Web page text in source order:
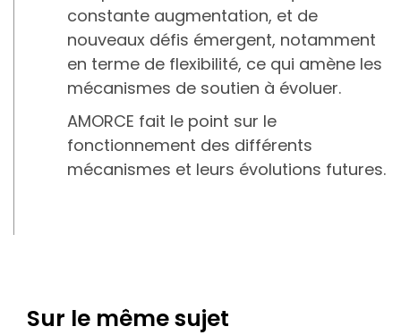
constante augmentation, et de
nouveaux défis émergent, notamment
en terme de flexibilité, ce qui amène les
mécanismes de soutien à évoluer.
AMORCE fait le point sur le
fonctionnement des différents
mécanismes et leurs évolutions futures.
Sur le même sujet